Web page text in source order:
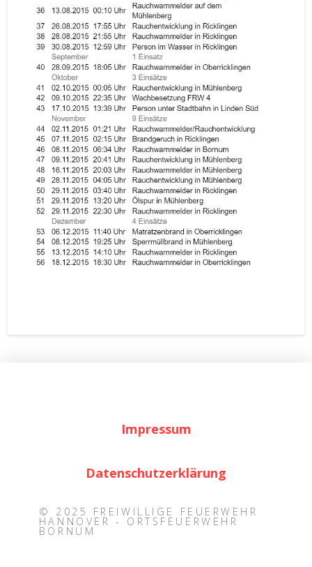
Impressum
Datenschutzerklärung
© 2025 FREIWILLIGE FEUERWEHR
HANNOVER - ORTSFEUERWEHR
BORNUM